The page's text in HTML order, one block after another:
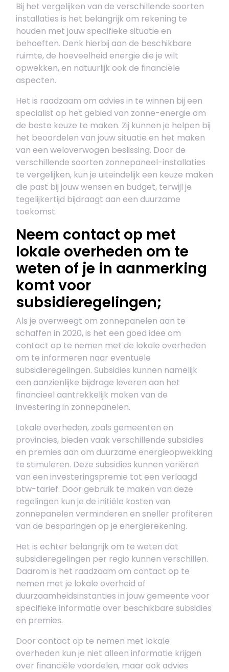
Bij het vergelijken van de verschillende soorten
installaties is het belangrijk om rekening te
houden met jouw specifieke situatie en
behoeften. Denk hierbij aan de beschikbare
ruimte, de hoeveelheid energie die je wilt
opwekken, en natuurlijk ook de financiële
aspecten.
Het is raadzaam om advies in te winnen bij een
specialist op het gebied van zonne-energie om
de beste keuze te maken. Zij kunnen je helpen bij
het beoordelen van jouw situatie en het maken
van een weloverwogen beslissing. Door de
verschillende soorten zonnepaneel-installaties
te vergelijken, kun je uiteindelijk een keuze maken
die past bij jouw wensen en budget, terwijl je
tegelijkertijd bijdraagt aan een duurzame
toekomst.
Neem contact op met
lokale overheden om te
weten of je in aanmerking
komt voor
subsidieregelingen;
Als je overweegt om zonnepanelen aan te
schaffen in 2020, is het een goed idee om
contact op te nemen met de lokale overheden
om te informeren naar eventuele
subsidieregelingen. Subsidies kunnen namelijk
een aanzienlijke bijdrage leveren aan het
financieel aantrekkelijk maken van de
investering in zonnepanelen.
Lokale overheden, zoals gemeenten en
provincies, bieden vaak verschillende subsidies
en premies aan om duurzame energieopwekking
te stimuleren. Deze subsidies kunnen variëren
van een investeringspremie tot een verlaagd
btw-tarief. Door gebruik te maken van deze
regelingen kun je de initiële kosten van
zonnepanelen verminderen en sneller profiteren
van de besparingen op je energierekening.
Het is echter belangrijk om te weten dat
subsidieregelingen per regio kunnen verschillen.
Daarom is het raadzaam om contact op te
nemen met je lokale overheid of
duurzaamheidsinstanties in jouw gemeente voor
specifieke informatie over beschikbare subsidies
en premies.
Door contact op te nemen met lokale
overheden kun je niet alleen informatie krijgen
over financiële voordelen, maar ook advies